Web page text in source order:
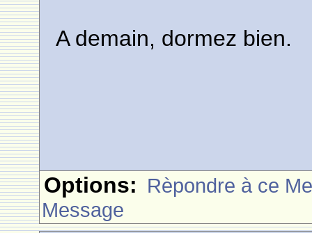
A demain, dormez bien.
Options: Rèpondre à ce
Message